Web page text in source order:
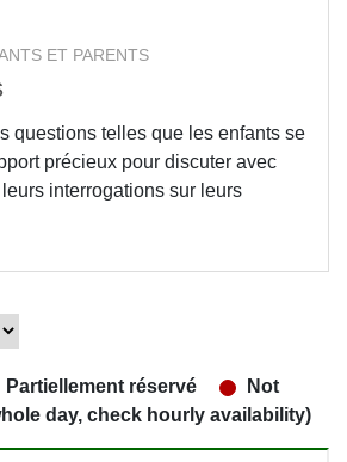
ET PARENTS
questions telles que les enfants se
précieux pour discuter avec
interrogations sur leurs
Partiellement réservé
Not
day, check hourly availability)